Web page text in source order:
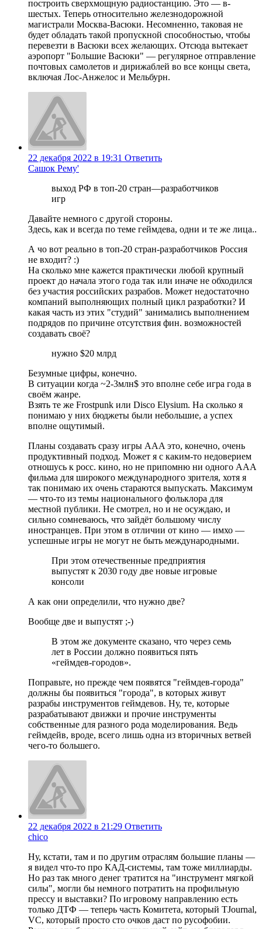
построить сверхмощную радиостанцию. Это — в-
шестых. Теперь относительно железнодорожной
магистрали Москва-Васюки. Несомненно, таковая не
будет обладать такой пропускной способностью, чтобы
перевезти в Васюки всех желающих. Отсюда вытекает
аэропорт "Большие Васюки" — регулярное отправление
почтовых самолетов и дирижаблей во все концы света,
включая Лос-Анжелос и Мельбурн.
22 декабря 2022 в 19:31 Ответить
Сашок Рему'
выход РФ в топ-20 стран—разработчиков
игр
Давайте немного с другой стороны.
Здесь, как и всегда по теме геймдева, одни и те же лица..
А чо вот реально в топ-20 стран-разработчиков Россия
не входит? :)
На сколько мне кажется практически любой крупный
проект до начала этого года так или иначе не обходился
без участия российских разрабов. Может недостаточно
компаний выполняющих полный цикл разработки? И
какая часть из этих "студий" занимались выполнением
подрядов по причине отсутствия фин. возможностей
создавать своё?
нужно $20 млрд
Безумные цифры, конечно.
В ситуации когда ~2-3млн$ это вполне себе игра года в
своём жанре.
Взять те же Frostpunk или Disco Elysium. На сколько я
понимаю у них бюджеты были небольшие, а успех
вполне ощутимый.
Планы создавать сразу игры AAA это, конечно, очень
продуктивный подход. Может я с каким-то недоверием
отношусь к росс. кино, но не припомню ни одного ААА
фильма для широкого международного зрителя, хотя я
так понимаю их очень стараются выпускать. Максимум
— что-то из темы национального фольклора для
местной публики. Не смотрел, но и не осуждаю, и
сильно сомневаюсь, что зайдёт большому числу
иностранцев. При этом в отличии от кино — имхо —
успешные игры не могут не быть международными.
При этом отечественные предприятия
выпустят к 2030 году две новые игровые
консоли
А как они определили, что нужно две?
Вообще две и выпустят ;-)
В этом же документе сказано, что через семь
лет в России должно появиться пять
«геймдев-городов».
Поправьте, но прежде чем появятся "геймдев-города"
должны бы появиться "города", в которых живут
разрабы инструментов геймдевов. Ну, те, которые
разрабатывают движки и прочие инструменты
собственные для разного рода моделирования. Ведь
геймдейв, вроде, всего лишь одна из вторичных ветвей
чего-то большего.
22 декабря 2022 в 21:29 Ответить
chico
Ну, кстати, там и по другим отраслям большие планы —
я видел что-то про КАД-системы, там тоже миллиарды.
Но раз так много денег тратится на "инструмент мягкой
силы", могли бы немного потратить на профильную
прессу и выставки? По игровому направлению есть
только ДТФ — теперь часть Комитета, который TJournal,
VC, который просто сто очков даст по русофобии.